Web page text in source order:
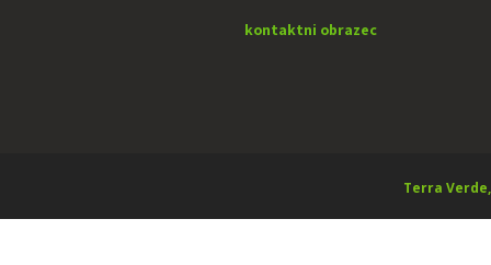
kontaktni obrazec
Terra